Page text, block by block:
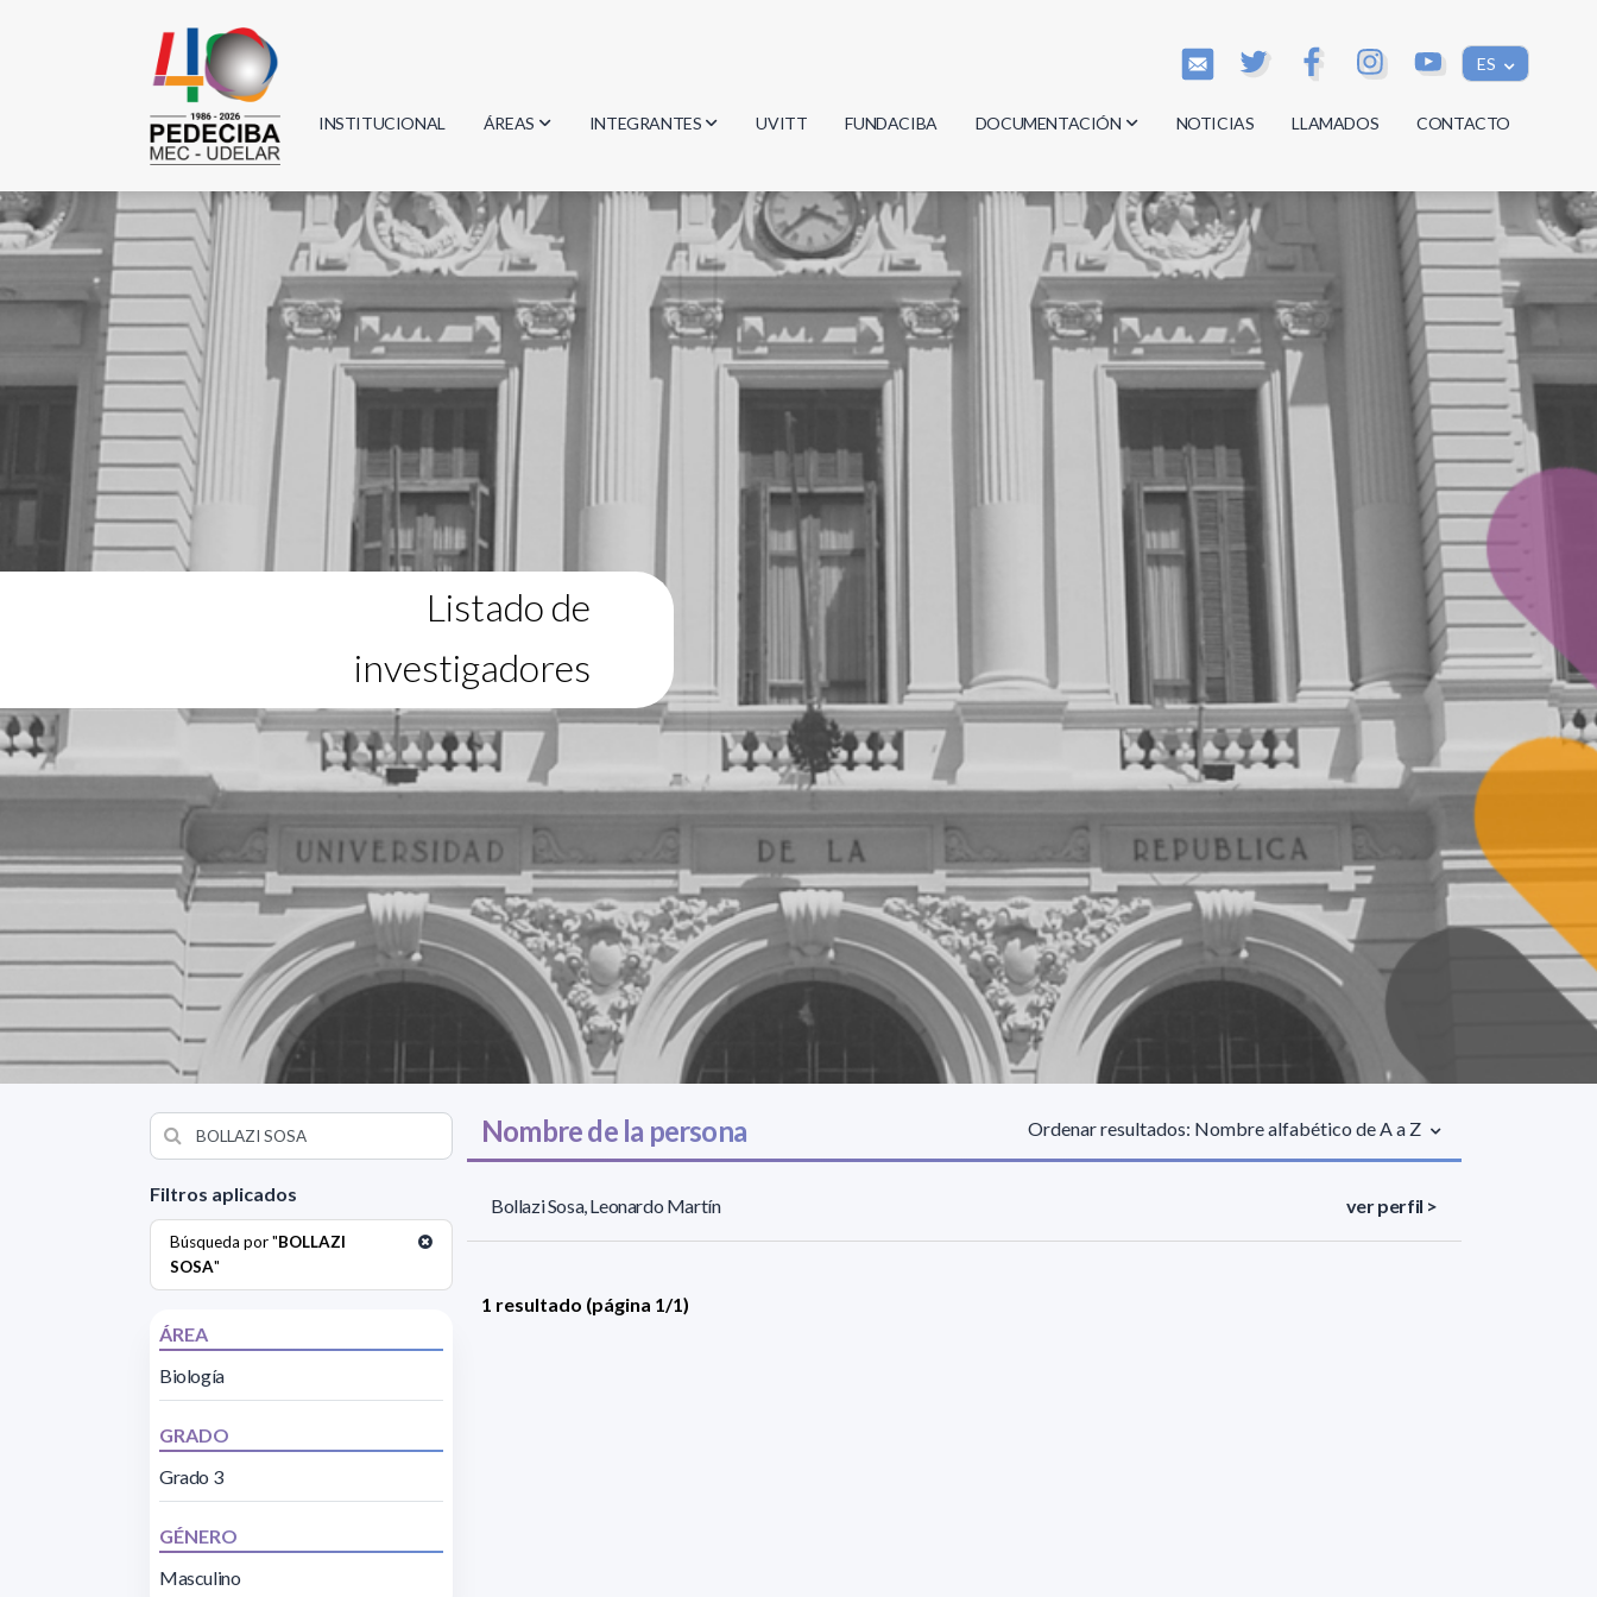
ES
INSTITUCIONAL ÁREAS
Biología
Física
Geociencias
Informática
Matemática
INTEGRANTES
Investigadores
Estudiantes
Egresados
UVITT FUNDACIBA DOCUMENTACIÓN
Actas
Reglamentos
Documentos
NOTICIAS LLAMADOS CONTACTO
Listado de
investigadores
Filtros aplicados
Búsqueda por "BOLLAZI
SOSA"
ÁREA
Biología
GRADO
Grado 3
GÉNERO
Masculino
Nombre de la persona Ordenar resultados: Nombre alfabético de A a Z
Bollazi Sosa, Leonardo Martín ver perfil >
1 resultado (página 1/1)